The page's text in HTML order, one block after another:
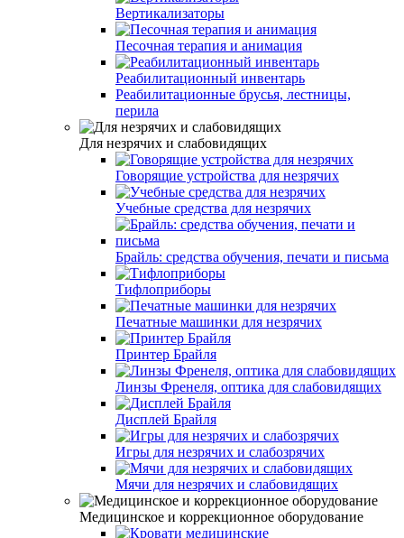
Вертикализаторы
Песочная терапия и анимация
Реабилитационный инвентарь
Реабилитационные брусья, лестницы,
перила
Для незрячих и слабовидящих
Говорящие устройства для незрячих
Учебные средства для незрячих
Брайль: средства обучения, печати и письма
Тифлоприборы
Печатные машинки для незрячих
Принтер Брайля
Линзы Френеля, оптика для слабовидящих
Дисплей Брайля
Игры для незрячих и слабозрячих
Мячи для незрячих и слабовидящих
Медицинское и коррекционное оборудование